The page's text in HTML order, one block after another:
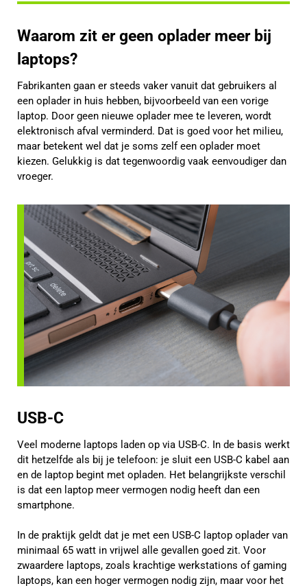
Waarom zit er geen oplader meer bij
laptops?
Fabrikanten gaan er steeds vaker vanuit dat gebruikers al
een oplader in huis hebben, bijvoorbeeld van een vorige
laptop. Door geen nieuwe oplader mee te leveren, wordt
elektronisch afval verminderd. Dat is goed voor het milieu,
maar betekent wel dat je soms zelf een oplader moet
kiezen. Gelukkig is dat tegenwoordig vaak eenvoudiger dan
vroeger.
USB-C
Veel moderne laptops laden op via USB-C. In de basis werkt
dit hetzelfde als bij je telefoon: je sluit een USB-C kabel aan
en de laptop begint met opladen. Het belangrijkste verschil
is dat een laptop meer vermogen nodig heeft dan een
smartphone.
In de praktijk geldt dat je met een USB-C laptop oplader van
minimaal 65 watt in vrijwel alle gevallen goed zit. Voor
zwaardere laptops, zoals krachtige werkstations of gaming
laptops, kan een hoger vermogen nodig zijn, maar voor het